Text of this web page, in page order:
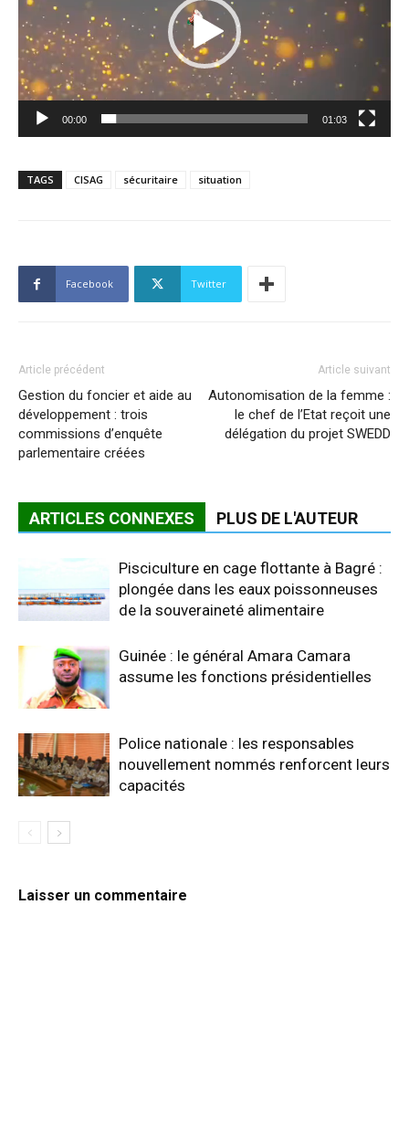
00:00 01:03
TAGS CISAG sécuritaire situation
Facebook Twitter
Article précédent
Gestion du foncier et aide au
développement : trois
commissions d’enquête
parlementaire créées
Article suivant
Autonomisation de la femme :
le chef de l’Etat reçoit une
délégation du projet SWEDD
ARTICLES CONNEXES PLUS DE L'AUTEUR
Pisciculture en cage flottante à Bagré :
plongée dans les eaux poissonneuses
de la souveraineté alimentaire
Guinée : le général Amara Camara
assume les fonctions présidentielles
Police nationale : les responsables
nouvellement nommés renforcent leurs
capacités
Laisser un commentaire